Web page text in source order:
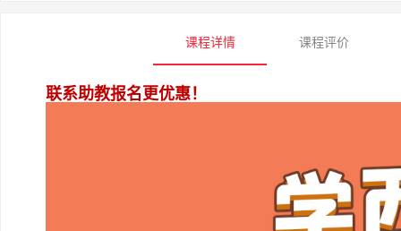
课程详情 课程评价
联系助教报名更优惠！